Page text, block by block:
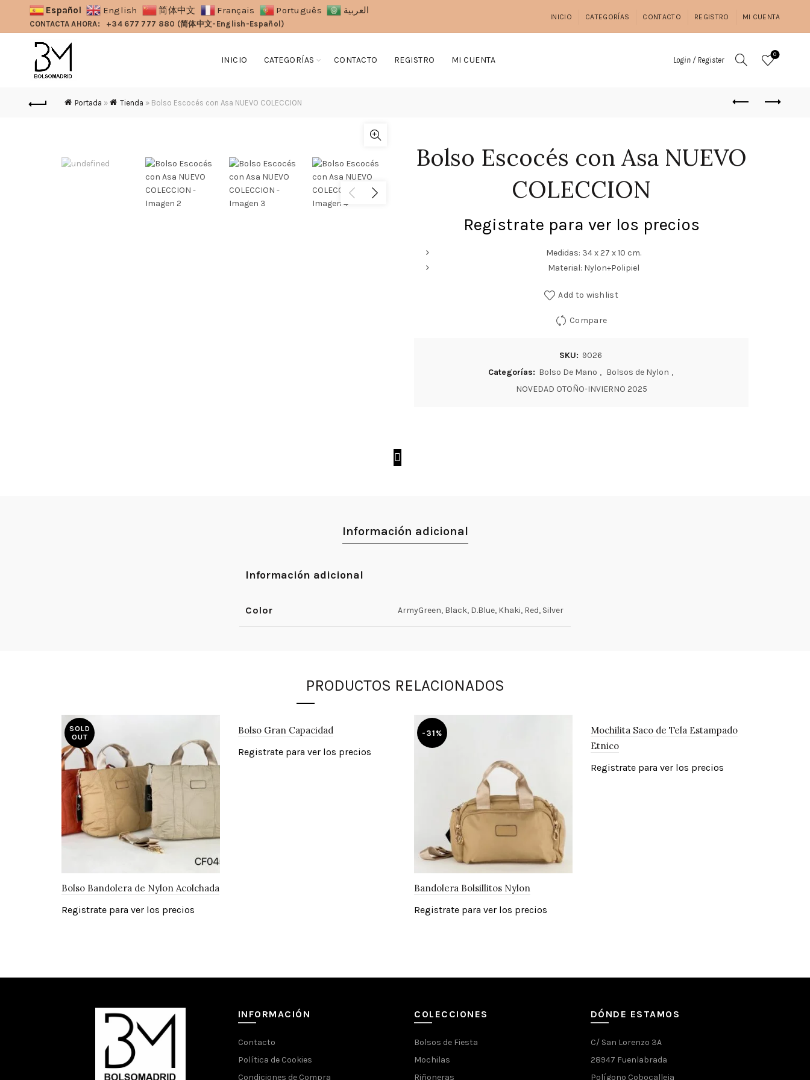
Español English 简体中文 Français Português العربية
CONTACTA AHORA: +34 677 777 880 (简体中文-English-Español)
INICIO CATEGORÍAS CONTACTO REGISTRO MI CUENTA
INICIO CATEGORÍAS CONTACTO REGISTRO MI CUENTA Login / Register
0
Portada » Tienda » Bolso Escocés con Asa NUEVO COLECCION
Bolso Escocés con Asa NUEVO
COLECCION
Registrate para ver los precios
Medidas: 34 x 27 x 10 cm.
Material: Nylon+Polipiel
Add to wishlist
Compare
SKU: 9026
Categorías: Bolso De Mano , Bolsos de Nylon ,
NOVEDAD OTOÑO-INVIERNO 2025
Información adicional
Información adicional
Color ArmyGreen, Black, D.Blue, Khaki, Red, Silver
PRODUCTOS RELACIONADOS
SOLD
OUT
Bolso Bandolera de Nylon Acolchada
Registrate para ver los precios
Bolso Gran Capacidad
Registrate para ver los precios
-31%
Bandolera Bolsillitos Nylon
Registrate para ver los precios
Mochilita Saco de Tela Estampado
Etnico
Registrate para ver los precios
INFORMACIÓN
Contacto
Política de Cookies
Condiciones de Compra
COLECCIONES
Bolsos de Fiesta
Mochilas
Riñoneras
DÓNDE ESTAMOS
C/ San Lorenzo 3A
28947 Fuenlabrada
Polígono Cobocalleja